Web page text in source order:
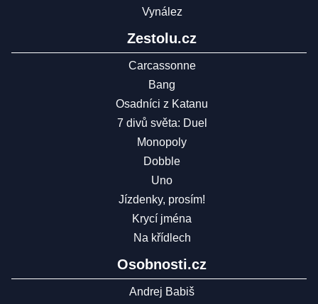
Vynález
Zestolu.cz
Carcassonne
Bang
Osadníci z Katanu
7 divů světa: Duel
Monopoly
Dobble
Uno
Jízdenky, prosím!
Krycí jména
Na křídlech
Osobnosti.cz
Andrej Babiš